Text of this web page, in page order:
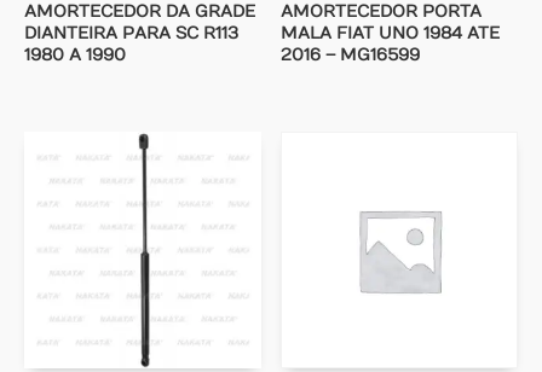
AMORTECEDOR DA GRADE
DIANTEIRA PARA SC R113
1980 A 1990
AMORTECEDOR PORTA
MALA FIAT UNO 1984 ATE
2016 – MG16599